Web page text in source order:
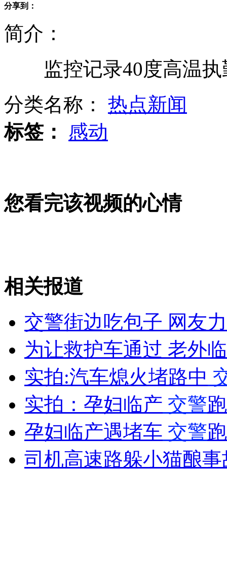
上海公厕增添呼叫器 遇困难可求助
大四女生求职心切遭六旬老汉骗色
山西运城恶犬咬伤多人 警民合力深夜将其击毙
女孩北京地铁殴打老人 痛下狠手拳打脚踢
无痛分娩是否安全 医生回应
外交部：反对强权政治霸凌主义
外交部：有关国家言论片面不公正
分享到：
简介：
监控记录40度高温执
分类名称： 热点新闻
标签：
感动
您看完该视频的心情
相关报道
交警街边吃包子 网友
为让救护车通过 老外
实拍:汽车熄火堵路中
实拍：孕妇临产 交警
孕妇临产遇堵车 交警
司机高速路躲小猫酿事